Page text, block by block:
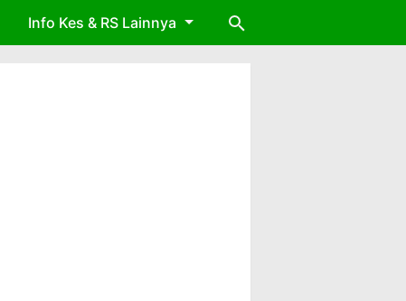
Info Kes & RS Lainnya